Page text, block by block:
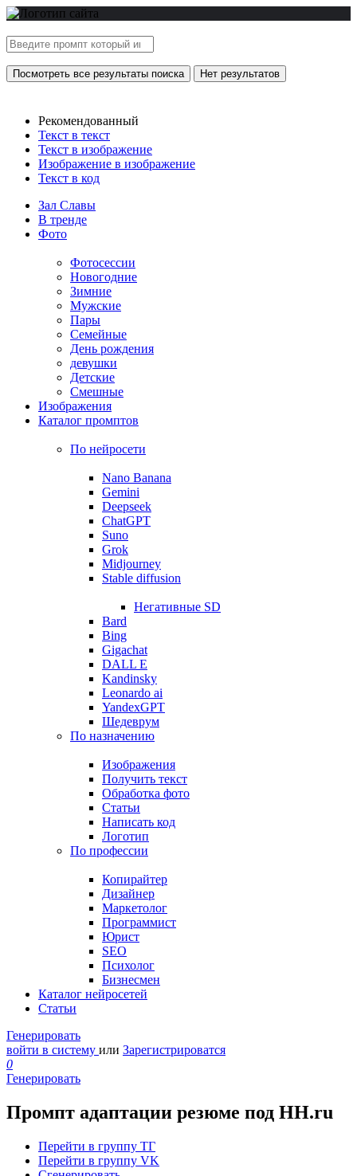
Посмотреть все результаты поиска Нет результатов
Рекомендованный
Текст в текст
Текст в изображение
Изображение в изображение
Текст в код
Зал Славы
В тренде
Фото
Фотосессии
Новогодние
Зимние
Мужские
Пары
Семейные
День рождения
девушки
Детские
Смешные
Изображения
Каталог промптов
По нейросети
Nano Banana
Gemini
Deepseek
ChatGPT
Suno
Grok
Midjourney
Stable diffusion
Негативные SD
Bard
Bing
Gigachat
DALL E
Kandinsky
Leonardo ai
YandexGPT
Шедеврум
По назначению
Изображения
Получить текст
Обработка фото
Статьи
Написать код
Логотип
По профессии
Копирайтер
Дизайнер
Маркетолог
Программист
Юрист
SEO
Психолог
Бизнесмен
Каталог нейросетей
Статьи
Генерировать
войти в систему или Зарегистрироватся
0
Генерировать
Промпт адаптации резюме под HH.ru
Перейти в группу ТГ
Перейти в группу VK